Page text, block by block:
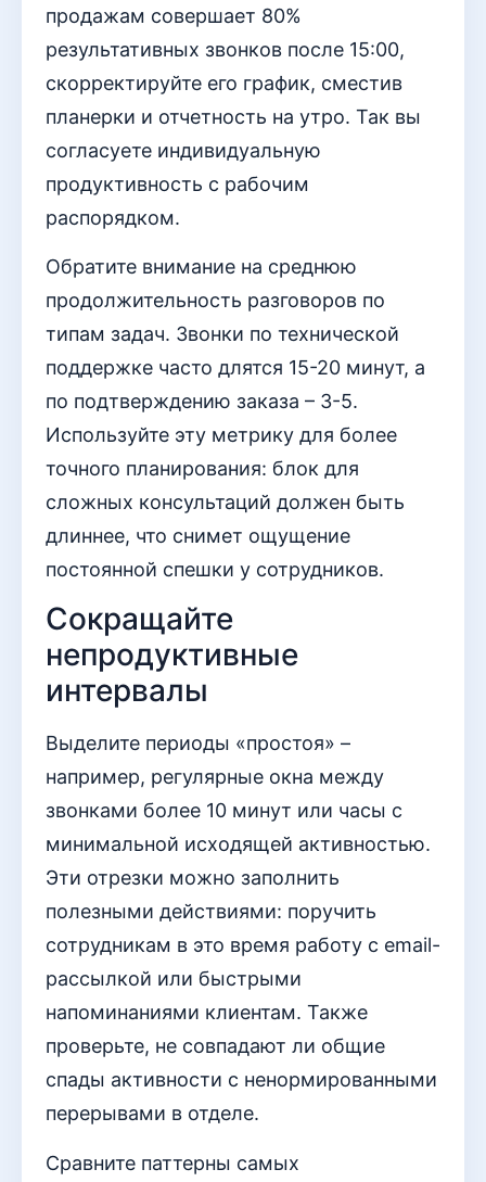
продажам совершает 80%
результативных звонков после 15:00,
скорректируйте его график, сместив
планерки и отчетность на утро. Так вы
согласуете индивидуальную
продуктивность с рабочим
распорядком.
Обратите внимание на среднюю
продолжительность разговоров по
типам задач. Звонки по технической
поддержке часто длятся 15-20 минут, а
по подтверждению заказа – 3-5.
Используйте эту метрику для более
точного планирования: блок для
сложных консультаций должен быть
длиннее, что снимет ощущение
постоянной спешки у сотрудников.
Сокращайте
непродуктивные
интервалы
Выделите периоды «простоя» –
например, регулярные окна между
звонками более 10 минут или часы с
минимальной исходящей активностью.
Эти отрезки можно заполнить
полезными действиями: поручить
сотрудникам в это время работу с email-
рассылкой или быстрыми
напоминаниями клиентам. Также
проверьте, не совпадают ли общие
спады активности с ненормированными
перерывами в отделе.
Сравните паттерны самых